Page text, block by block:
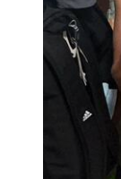
Samedi,
à un
une belle
Enfin,
Rochelais
imposés